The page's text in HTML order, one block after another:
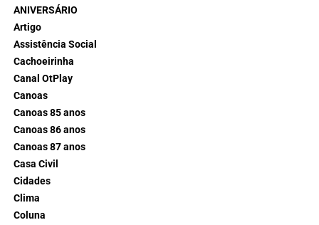
ANIVERSÁRIO
Artigo
Assistência Social
Cachoeirinha
Canal OtPlay
Canoas
Canoas 85 anos
Canoas 86 anos
Canoas 87 anos
Casa Civil
Cidades
Clima
Coluna